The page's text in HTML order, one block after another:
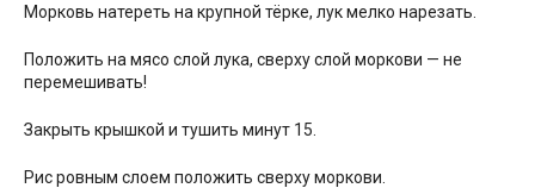
Морковь натереть на крупной тёрке, лук мелко нарезать.
Положить на мясо слой лука, сверху слой моркови — не
перемешивать!
Закрыть крышкой и тушить минут 15.
Рис ровным слоем положить сверху моркови.